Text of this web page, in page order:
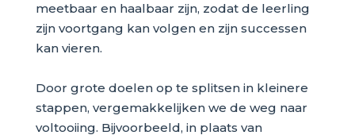
meetbaar en haalbaar zijn, zodat de leerling
zijn voortgang kan volgen en zijn successen
kan vieren.
Door grote doelen op te splitsen in kleinere
stappen, vergemakkelijken we de weg naar
voltooiing. Bijvoorbeeld, in plaats van